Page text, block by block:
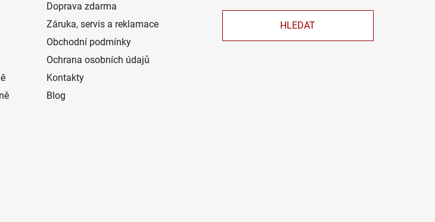
Doprava zdarma
Záruka, servis a reklamace
Obchodní podmínky
Ochrana osobních údajů
Kontakty
Blog
HLEDAT